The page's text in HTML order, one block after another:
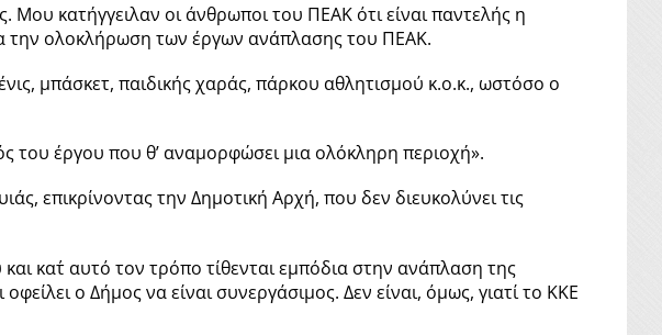
Μου κατήγγειλαν οι άνθρωποι του ΠΕΑΚ ότι είναι παντελής η
την ολοκλήρωση των έργων ανάπλασης του ΠΕΑΚ.
μπάσκετ, παιδικής χαράς, πάρκου αθλητισμού κ.ο.κ., ωστόσο ο
του έργου που θ’ αναμορφώσει μια ολόκληρη περιοχή».
επικρίνοντας την Δημοτική Αρχή, που δεν διευκολύνει τις
κατ΄ αυτό τον τρόπο τίθενται εμπόδια στην ανάπλαση της
ο Δήμος να είναι συνεργάσιμος. Δεν είναι, όμως, γιατί το ΚΚΕ